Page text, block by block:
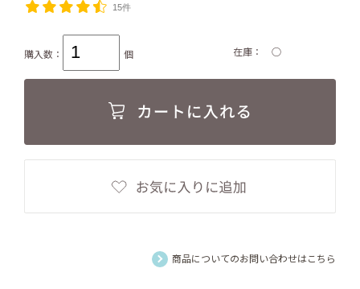
15件
購入数： 個 在庫 ○
商品についてのお問い合わせはこちら